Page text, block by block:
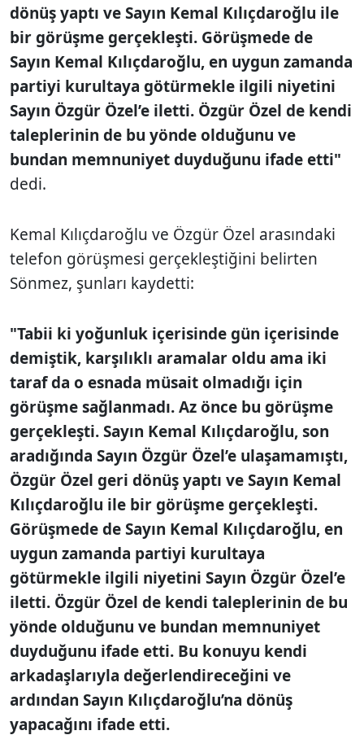
dönüş yaptı ve Sayın Kemal Kılıçdaroğlu ile
bir görüşme gerçekleşti. Görüşmede de
Sayın Kemal Kılıçdaroğlu, en uygun zamanda
partiyi kurultaya götürmekle ilgili niyetini
Sayın Özgür Özel’e iletti. Özgür Özel de kendi
taleplerinin de bu yönde olduğunu ve
bundan memnuniyet duyduğunu ifade etti"
dedi.
Kemal Kılıçdaroğlu ve Özgür Özel arasındaki
telefon görüşmesi gerçekleştiğini belirten
Sönmez, şunları kaydetti:
"Tabii ki yoğunluk içerisinde gün içerisinde
demiştik, karşılıklı aramalar oldu ama iki
taraf da o esnada müsait olmadığı için
görüşme sağlanmadı. Az önce bu görüşme
gerçekleşti. Sayın Kemal Kılıçdaroğlu, son
aradığında Sayın Özgür Özel’e ulaşamamıştı,
Özgür Özel geri dönüş yaptı ve Sayın Kemal
Kılıçdaroğlu ile bir görüşme gerçekleşti.
Görüşmede de Sayın Kemal Kılıçdaroğlu, en
uygun zamanda partiyi kurultaya
götürmekle ilgili niyetini Sayın Özgür Özel’e
iletti. Özgür Özel de kendi taleplerinin de bu
yönde olduğunu ve bundan memnuniyet
duyduğunu ifade etti. Bu konuyu kendi
arkadaşlarıyla değerlendireceğini ve
ardından Sayın Kılıçdaroğlu’na dönüş
yapacağını ifade etti.